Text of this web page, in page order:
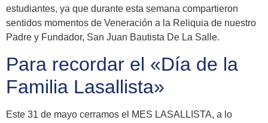
estudiantes, ya que durante esta semana compartieron
sentidos momentos de Veneración a la Reliquia de nuestro
Padre y Fundador, San Juan Bautista De La Salle.
Para recordar el «Día de la
Familia Lasallista»
Este 31 de mayo cerramos el MES LASALLISTA, a lo